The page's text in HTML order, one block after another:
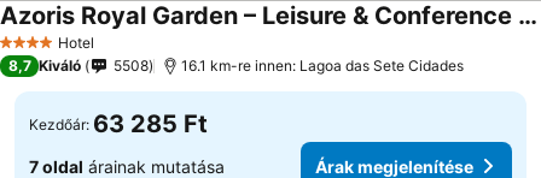
4 KategóriaHotel
Azoris Royal Garden – Leisure & Conference Hotel
8,7 Kiváló 5508 16.1 km-re innen: Lagoa das Sete Cidades
Kezdőár: 63 285 Ft
7 oldal árainak mutatása Árak megjelenítése